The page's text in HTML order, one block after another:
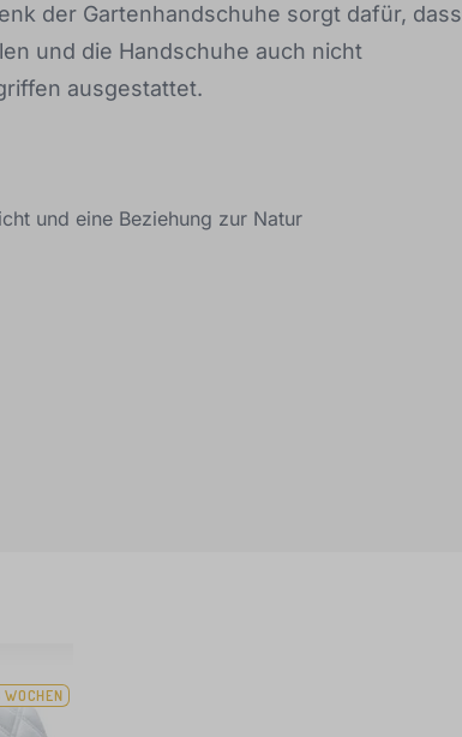
der Gartenhandschuhe sorgt dafür, dass
und die Handschuhe auch nicht
ausgestattet.
und eine Beziehung zur Natur
WOCHEN